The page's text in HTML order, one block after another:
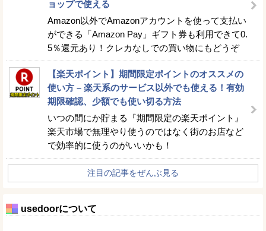
ョップで使える
Amazon以外でAmazonアカウントを使って支払い
ができる「Amazon Pay」ギフト券も利用できて0.
5％還元あり！クレカなしでの買い物にもどうぞ
【楽天ポイント】期間限定ポイントのオススメの
使い方 – 楽天系のサービス以外でも使える！有効
期限確認、少額でも使い切る方法
いつの間にか貯まる『期間限定の楽天ポイント』
楽天市場で無理やり使うのではなく街のお店など
で効率的に使うのがいいかも！
注目の記事をぜんぶ見る
usedoorについて